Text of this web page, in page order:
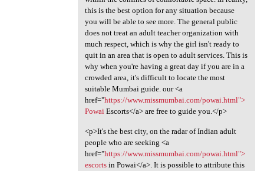
this is the best option for any situation because
you will be able to see more. The general public
does not treat an adult teacher organization with
much respect, which is why the girl isn't ready to
quit in an area that is open to adult services. This is
why when you're having a great day if you are in a
crowded area, it's difficult to locate the most
suitable Mumbai guide. our <a
href="https://www.missmumbai.com/powai.html">
Powai Escorts</a> are free to guide you.</p>
<p>It's the best city, on the radar of Indian adult
people who are seeking <a
href="https://www.missmumbai.com/powai.html">
escortsin Powai</a>. It is possible to attribute this